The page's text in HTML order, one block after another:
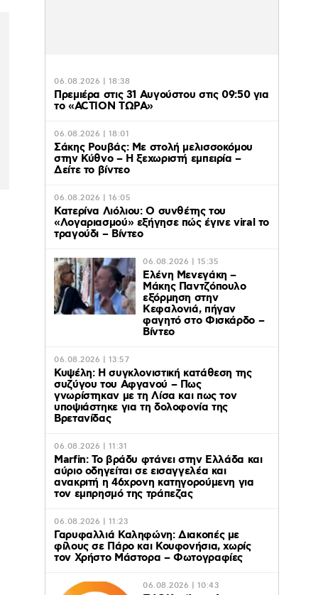
06.08.2026 | 18:38
Πρεμιέρα στις 31 Αυγούστου στις 09:50 για
το «ACTION ΤΩΡΑ»
06.08.2026 | 18:01
Σάκης Ρουβάς: Με στολή μελισσοκόμου
στην Κύθνο – Η ξεχωριστή εμπειρία –
Δείτε το βίντεο
06.08.2026 | 16:05
Κατερίνα Λιόλιου: Ο συνθέτης του
«Λογαριασμού» εξήγησε πώς έγινε viral το
τραγούδι – Βίντεο
06.08.2026 | 15:35
Ελένη Μενεγάκη –
Μάκης Παντζόπουλο
εξόρμηση στην
Κεφαλονιά, πήγαν
φαγητό στο Φισκάρδο –
Βίντεο
06.08.2026 | 13:57
Κυψέλη: Η συγκλονιστική κατάθεση της
συζύγου του Αφγανού – Πως
γνωρίστηκαν με τη Λίσα και πως τον
υποψιάστηκε για τη δολοφονία της
Βρετανίδας
06.08.2026 | 11:31
Marfin: Το βράδυ φτάνει στην Ελλάδα και
αύριο οδηγείται σε εισαγγελέα και
ανακριτή η 46χρονη κατηγορούμενη για
τον εμπρησμό της τράπεζας
06.08.2026 | 11:23
Γαρυφαλλιά Καληφώνη: Διακοπές με
φίλους σε Πάρο και Κουφονήσια, χωρίς
τον Χρήστο Μάστορα – Φωτογραφίες
06.08.2026 | 10:43